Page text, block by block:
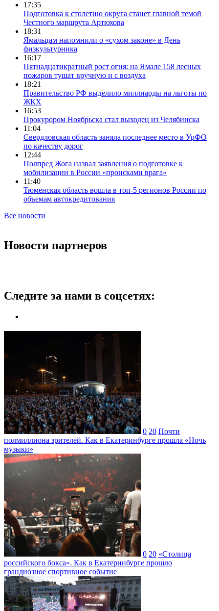
17:35
Подготовка к столетию округа станет главной темой
Честного маршрута Артюхова
18:31
Ямальцам напомнили о «сухом законе» в День
физкультурника
16:17
Пятнадцатикратный рост огня: на Ямале 158 лесных
пожаров тушат вручную и с воздуха
18:21
Правительство РФ выделило миллиарды на льготы по
ЖКХ
16:53
Прокурором Ноябрьска стал выходец из Челябинска
11:04
Свердловская область заняла последнее место в УрФО
по качеству дорог
12:44
Полпред Жога назвал заявления о подготовке к
мобилизации в России «происками врага»
11:40
Тюменская область вошла в топ-5 регионов России по
объемам автокредитования
Все новости
Новости партнеров
Следите за нами в соцсетях:
0 20 Почти
полмиллиона зрителей. Как в Екатеринбурге прошла «Ночь
музыки»
0 20 «Столица
российского бокса». Как в Екатеринбурге прошло
грандиозное спортивное событие